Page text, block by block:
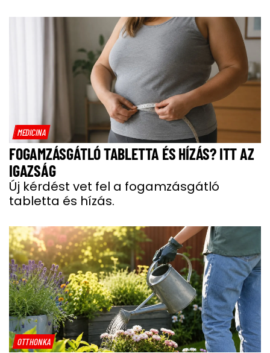
MEDICINA
FOGAMZÁSGÁTLÓ TABLETTA ÉS HÍZÁS? ITT AZ
IGAZSÁG
Új kérdést vet fel a fogamzásgátló
tabletta és hízás.
OTTHONKA